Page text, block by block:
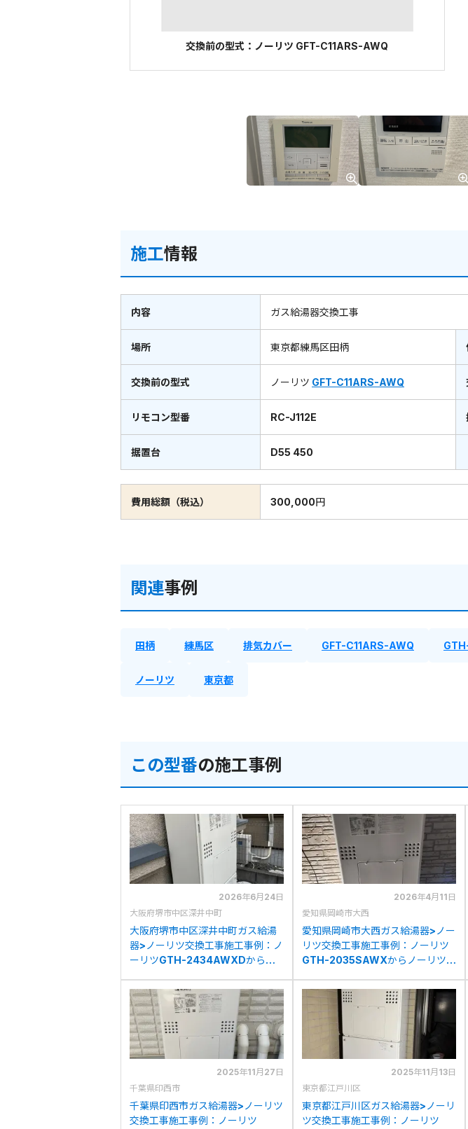
交換前の型式：ノーリツ GFT-C11ARS-AWQ
施工情報
内容 ガス給湯器交換工事
場所 東京都練馬区田柄
交換前の型式 ノーリツ GFT-C11ARS-AWQ
リモコン型番 RC-J112E
据置台 D55 450
費用総額（税込） 300,000円
関連事例
田柄 練馬区 排気カバー GFT-C11ARS-AWQ
ノーリツ 東京都
この型番の施工事例
2026年6月24日
大阪府堺市中区深井中町
大阪府堺市中区深井中町ガス給湯
器>ノーリツ交換工事施工事例：ノ
ーリツGTH-2434AWXDからノ
への交換
2026年4月11日
愛知県岡崎市大西
愛知県岡崎市大西ガス給湯器>ノー
リツ交換工事施工事例：ノーリツ
GTH-2035SAWXからノーリツ
換
2025年11月27日
千葉県印西市
千葉県印西市ガス給湯器>ノーリツ
交換工事施工事例：ノーリツ
2025年11月13日
東京都江戸川区
東京都江戸川区ガス給湯器>ノーリ
ツ交換工事施工事例：ノーリツ